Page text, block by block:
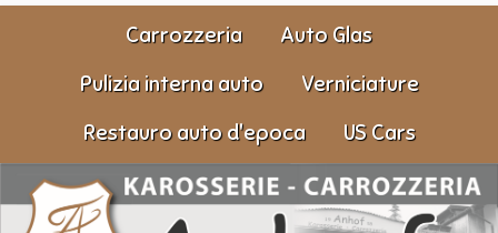
Salta
Carrozzeria
Auto Glas
Pulizia interna auto
Verniciature
Restauro auto d'epoca
US Cars